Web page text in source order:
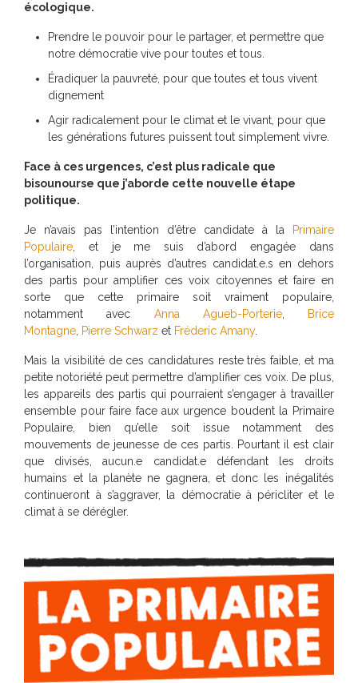
écologique.
Prendre le pouvoir pour le partager, et permettre que
notre démocratie vive pour toutes et tous.
Éradiquer la pauvreté, pour que toutes et tous vivent
dignement
Agir radicalement pour le climat et le vivant, pour que
les générations futures puissent tout simplement vivre.
Face à ces urgences, c’est plus radicale que
bisounourse que j’aborde cette nouvelle étape
politique.
Je n’avais pas l’intention d’être candidate à la
Primaire
Populaire , et je me suis d’abord engagée dans
l’organisation, puis auprès d’autres candidat.e.s en dehors
des partis pour amplifier ces voix citoyennes et faire en
sorte que cette primaire soit vraiment populaire,
notamment avec Anna Agueb-Porterie,
Brice
Montagne Pierre Schwarzet Fréderic Amany.
Mais la visibilité de ces candidatures reste très faible, et ma
petite notoriété peut permettre d’amplifier ces voix. De plus,
les appareils des partis qui pourraient s’engager à travailler
ensemble pour faire face aux urgence boudent la Primaire
Populaire, bien qu’elle soit issue notamment des
mouvements de jeunesse de ces partis. Pourtant il est clair
que divisés, aucun.e candidat.e défendant les droits
humains et la planète ne gagnera, et donc les inégalités
continueront à s’aggraver, la démocratie à péricliter et le
climat à se dérégler.